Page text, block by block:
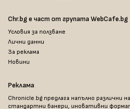
Chr.bg е част от групата WebCafe.bg
Условия за ползване
Лични данни
За реклама
Новини
Реклама
Chronicle.bg предлага напълно различни
стандартни банери, иновативни